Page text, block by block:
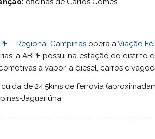
– Regional Campinas opera aViação
a ABPF possui na estação do distrito
a vapor, a diesel, carros e
cuida de 24,5kms de ferrovia
Jaguariúna.